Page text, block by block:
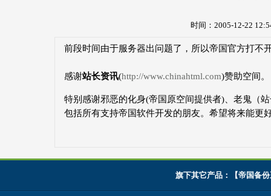
时间：2005-12-22
前段时间由于服务器出问题了，所以帝国官方打不
感谢站长资讯(http://www.chinahtml.com)赞助空间。
特别感谢邪恶的化身(帝国原空间提供者)、老鬼（
包括所有支持帝国软件开发的朋友。希望将来能更
旗下其它产品：【帝国备份